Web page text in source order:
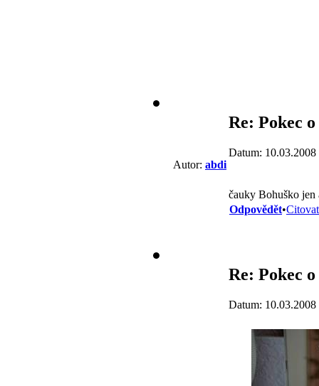
Autor: abdi
Re: Pokec
Datum: 10.03.2008
čauky Bohuško jen
Odpovědět•Citovat
Re: Pokec
Datum: 10.03.2008